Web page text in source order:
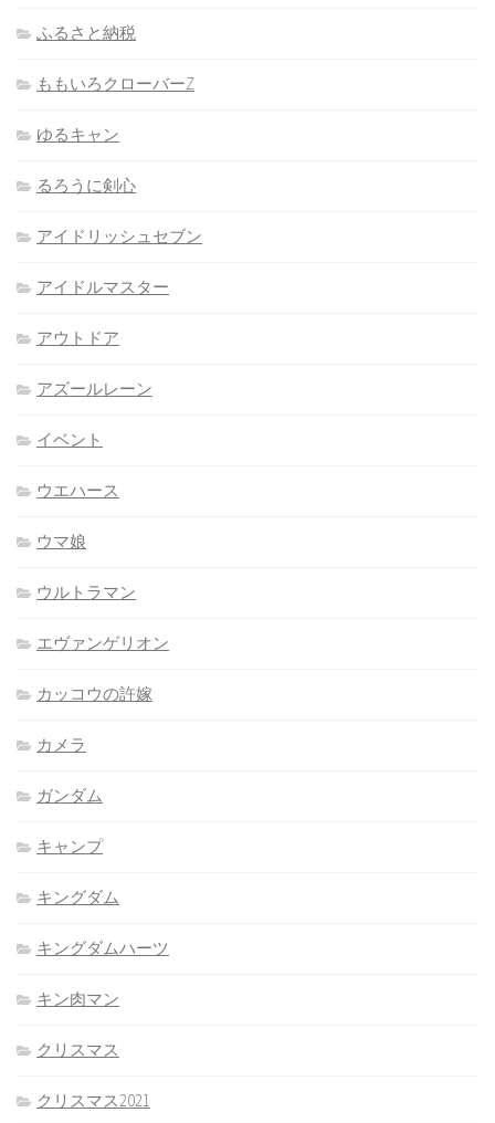
ふるさと納税
ももいろクローバーZ
ゆるキャン
るろうに剣心
アイドリッシュセブン
アイドルマスター
アウトドア
アズールレーン
イベント
ウエハース
ウマ娘
ウルトラマン
エヴァンゲリオン
カッコウの許嫁
カメラ
ガンダム
キャンプ
キングダム
キングダムハーツ
キン肉マン
クリスマス
クリスマス2021